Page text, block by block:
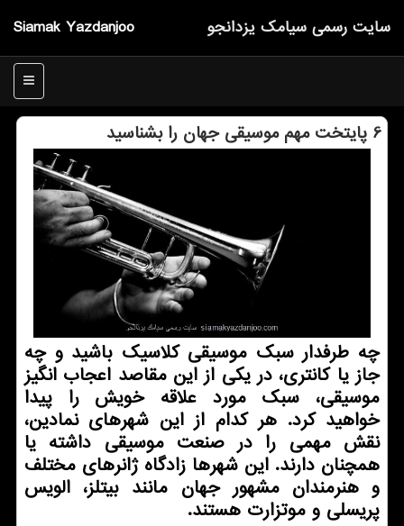
Siamak Yazdanjoo سایت رسمی سیامك یزدانجو
منو
6 پایتخت مهم موسیقی جهان را بشناسید
چه طرفدار سبک موسیقی کلاسیک باشید و چه
جاز یا کانتری، در یکی از این مقاصد اعجاب انگیز
موسیقی، سبک مورد علاقه خویش را پیدا
خواهید کرد. هر کدام از این شهرهای نمادین،
نقش مهمی را در صنعت موسیقی داشته یا
همچنان دارند. این شهرها زادگاه ژانرهای مختلف
و هنرمندان مشهور جهان مانند بیتلز، الویس
پریسلی و موتزارت هستند.